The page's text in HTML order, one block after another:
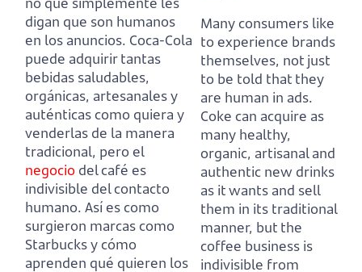
digan que son humanos
en los anuncios. Coca-Cola
puede adquirir tantas
bebidas saludables,
orgánicas, artesanales y
auténticas como quiera y
venderlas de la manera
tradicional, pero el
negocio del café es
indivisible del contacto
humano. Así es como
surgieron marcas como
Starbucks y cómo
aprenden qué quieren los
Many consumers like
to experience brands
themselves, not just
to be told that they
are human in ads.
Coke can acquire as
many healthy,
organic, artisanal and
authentic new drinks
as it wants and sell
them in its traditional
manner, but the
coffee business is
indivisible from